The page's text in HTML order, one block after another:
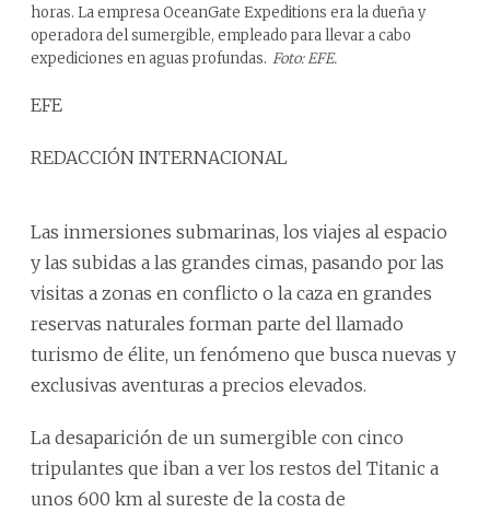
horas. La empresa OceanGate Expeditions era la dueña y
operadora del sumergible, empleado para llevar a cabo
expediciones en aguas profundas. Foto: EFE.
EFE
REDACCIÓN INTERNACIONAL
Las inmersiones submarinas, los viajes al espacio
y las subidas a las grandes cimas, pasando por las
visitas a zonas en conflicto o la caza en grandes
reservas naturales forman parte del llamado
turismo de élite, un fenómeno que busca nuevas y
exclusivas aventuras a precios elevados.
La desaparición de un sumergible con cinco
tripulantes que iban a ver los restos del Titanic a
unos 600 km al sureste de la costa de